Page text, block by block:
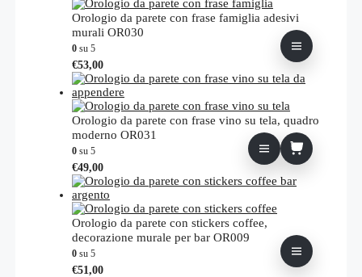
Orologio da parete con frase famiglia adesivi
murali OR030
0 su 5
€53,00Questo
prodotto
ha
più
varianti.
Le
essere
scelte
nella
pagina
del
prodotto
Orologio da parete con frase vino su tela, quadro
moderno OR031
0 su 5
€49,00
Orologio da parete con stickers coffee,
decorazione murale per bar OR009
0 su 5
€51,00Questo